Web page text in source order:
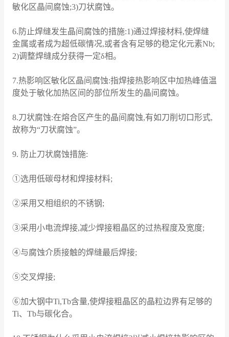
敏化区晶间腐蚀;3)刀状腐蚀。
6.防止焊缝发生晶间腐蚀的措施:1)通过焊接材料,使焊缝
金属或者成为超低碳情况,或者含有足够的稳定化元素Nb;
2)调整焊缝成分获得一定δ相。
7.热影响区敏化区晶间腐蚀:指焊接热影响区中加热峰值温
度处于敏化加热区间的部位所发生的晶间腐蚀。
8.刀状腐蚀:在熔合区产生的晶间腐蚀,有如刀削切口形式,
故称为“刀状腐蚀”。
9. 防止刀状腐蚀措施:
①选用低碳母材和焊接材料;
②采用又相组织的不锈钢;
③采用小电流焊接,减少焊接粗晶区的过热程度及宽度;
④与腐蚀介质接触的焊缝最后焊接;
⑤交叉焊接;
⑥加大钢中Ti,Tb含量,使焊接粗晶区的晶粒边界有足够的
Ti、Tb与碳化合。